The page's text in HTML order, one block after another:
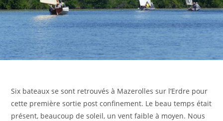
Six bateaux se sont retrouvés à Mazerolles sur l’Erdre pour
cette première sortie post confinement. Le beau temps était
présent, beaucoup de soleil, un vent faible à moyen. Nous